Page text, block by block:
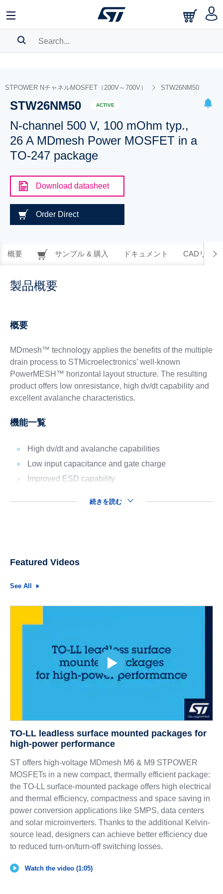
BOOKMARK
Pleaselog into show your saved searches.
STPOWER NチャネルMOSFET（200V～700V） STW26NM50
STW26NM50 ACTIVE
N-channel 500 V, 100 mOhm typ.,
26 A MDmesh Power MOSFET in a
TO-247 package
Download datasheet
Order Direct
概要 サンプル & 購入 ドキュメント CADリソー
製品概要
概要
MDmesh™ technology applies the benefits of the multiple
drain process to STMicroelectronics’ well-known
PowerMESH™ horizontal layout structure. The resulting
product offers low onresistance, high dv/dt capability and
excellent avalanche characteristics.
機能一覧
High dv/dt and avalanche capabilities
Low input capacitance and gate charge
Improved ESD capability
続きを読む
Featured Videos
See All
TO-LL leadless surface mounted packages for
high-power performance
ST offers high-voltage MDmesh M6 & M9 STPOWER
MOSFETs in a new compact, thermally efficient package:
the TO-LL surface-mounted package offers high electrical
and thermal efficiency, compactness and space saving in
power conversion applications like SMPS, data centers
and solar microinverters. Thanks to the additional Kelvin-
source lead, designers can achieve better efficiency due
to reduced turn-on/turn-off switching losses.
Watch the video (1:05)